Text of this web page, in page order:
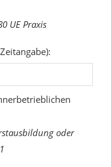
UE Praxis
oder